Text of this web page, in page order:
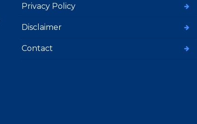
Privacy Policy
Disclaimer
Contact